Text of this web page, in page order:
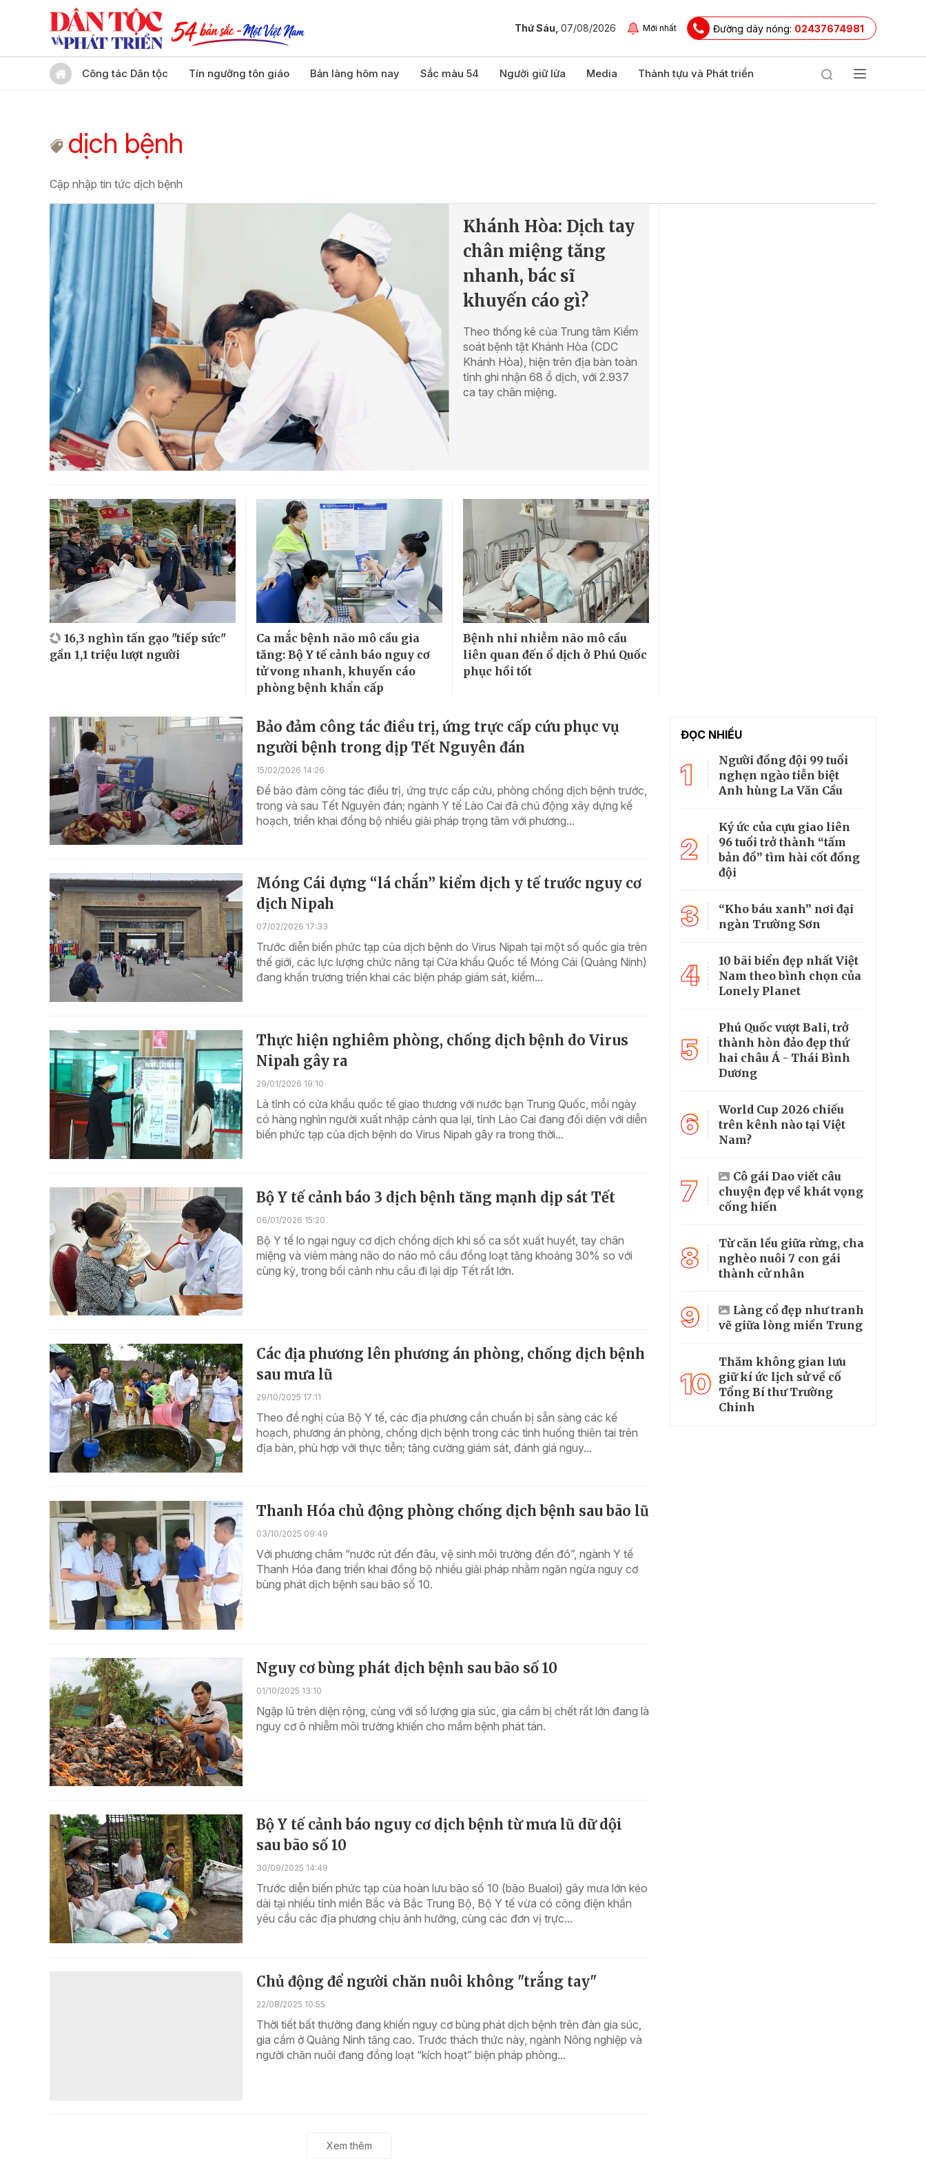
Thứ Sáu, 07/08/2026 Mới nhất Đường dây nóng: 02437674981
Công tác Dân tộc Tín ngưỡng tôn giáo Bản làng hôm nay Sắc màu 54 Người giữ lửa Media Thành tựu và Phát triển
dịch bệnh
Cập nhập tin tức dịch bệnh
Khánh Hòa: Dịch tay
chân miệng tăng
nhanh, bác sĩ
khuyến cáo gì?
Theo thống kê của Trung tâm Kiểm
soát bệnh tật Khánh Hòa (CDC
Khánh Hòa), hiện trên địa bàn toàn
tỉnh ghi nhận 68 ổ dịch, với 2.937
ca tay chân miệng.
16,3 nghìn tấn gạo "tiếp sức"
gần 1,1 triệu lượt người
Ca mắc bệnh não mô cầu gia
tăng: Bộ Y tế cảnh báo nguy cơ
tử vong nhanh, khuyến cáo
phòng bệnh khẩn cấp
Bệnh nhi nhiễm não mô cầu
liên quan đến ổ dịch ở Phú Quốc
phục hồi tốt
Bảo đảm công tác điều trị, ứng trực cấp cứu phục vụ
người bệnh trong dịp Tết Nguyên đán
15/02/2026 14:26
Để bảo đảm công tác điều trị, ứng trực cấp cứu, phòng chống dịch bệnh trước,
trong và sau Tết Nguyên đán; ngành Y tế Lào Cai đã chủ động xây dựng kế
hoạch, triển khai đồng bộ nhiều giải pháp trọng tâm với phương...
Móng Cái dựng “lá chắn” kiểm dịch y tế trước nguy cơ
dịch Nipah
07/02/2026 17:33
Trước diễn biến phức tạp của dịch bệnh do Virus Nipah tại một số quốc gia trên
thế giới, các lực lượng chức năng tại Cửa khẩu Quốc tế Móng Cái (Quảng Ninh)
đang khẩn trương triển khai các biện pháp giám sát, kiểm...
Thực hiện nghiêm phòng, chống dịch bệnh do Virus
Nipah gây ra
29/01/2026 19:10
Là tỉnh có cửa khẩu quốc tế giao thương với nước bạn Trung Quốc, mỗi ngày
có hàng nghìn người xuất nhập cảnh qua lại, tỉnh Lào Cai đang đối diện với diễn
biến phức tạp của dịch bệnh do Virus Nipah gây ra trong thời...
Bộ Y tế cảnh báo 3 dịch bệnh tăng mạnh dịp sát Tết
06/01/2026 15:20
Bộ Y tế lo ngại nguy cơ dịch chồng dịch khi số ca sốt xuất huyết, tay chân
miệng và viêm màng não do não mô cầu đồng loạt tăng khoảng 30% so với
cùng kỳ, trong bối cảnh nhu cầu đi lại dịp Tết rất lớn.
Các địa phương lên phương án phòng, chống dịch bệnh
sau mưa lũ
29/10/2025 17:11
Theo đề nghị của Bộ Y tế, các địa phương cần chuẩn bị sẵn sàng các kế
hoạch, phương án phòng, chống dịch bệnh trong các tình huống thiên tai trên
địa bàn, phù hợp với thực tiễn; tăng cường giám sát, đánh giá nguy...
Thanh Hóa chủ động phòng chống dịch bệnh sau bão lũ
03/10/2025 09:49
Với phương châm “nước rút đến đâu, vệ sinh môi trường đến đó”, ngành Y tế
Thanh Hóa đang triển khai đồng bộ nhiều giải pháp nhằm ngăn ngừa nguy cơ
bùng phát dịch bệnh sau bão số 10.
Nguy cơ bùng phát dịch bệnh sau bão số 10
01/10/2025 13:10
Ngập lũ trên diện rộng, cùng với số lượng gia súc, gia cầm bị chết rất lớn đang là
nguy cơ ô nhiễm môi trường khiến cho mầm bệnh phát tán.
Bộ Y tế cảnh báo nguy cơ dịch bệnh từ mưa lũ dữ dội
sau bão số 10
30/09/2025 14:49
Trước diễn biến phức tạp của hoàn lưu bão số 10 (bão Bualoi) gây mưa lớn kéo
dài tại nhiều tỉnh miền Bắc và Bắc Trung Bộ, Bộ Y tế vừa có công điện khẩn
yêu cầu các địa phương chịu ảnh hưởng, cùng các đơn vị trực...
Chủ động để người chăn nuôi không "trắng tay"
22/08/2025 10:55
Thời tiết bất thường đang khiến nguy cơ bùng phát dịch bệnh trên đàn gia súc,
gia cầm ở Quảng Ninh tăng cao. Trước thách thức này, ngành Nông nghiệp và
người chăn nuôi đang đồng loạt “kích hoạt” biện pháp phòng...
Xem thêm
ĐỌC NHIỀU
1
Người đồng đội 99 tuổi
nghẹn ngào tiễn biệt
Anh hùng La Văn Cầu
2
Ký ức của cựu giao liên
96 tuổi trở thành “tấm
bản đồ” tìm hài cốt đồng
đội
3
“Kho báu xanh” nơi đại
ngàn Trường Sơn
4
10 bãi biển đẹp nhất Việt
Nam theo bình chọn của
Lonely Planet
5
Phú Quốc vượt Bali, trở
thành hòn đảo đẹp thứ
hai châu Á - Thái Bình
Dương
6
World Cup 2026 chiếu
trên kênh nào tại Việt
Nam?
7
Cô gái Dao viết câu
chuyện đẹp về khát vọng
cống hiến
8
Từ căn lều giữa rừng, cha
nghèo nuôi 7 con gái
thành cử nhân
9
Làng cổ đẹp như tranh
vẽ giữa lòng miền Trung
10
Thăm không gian lưu
giữ kí ức lịch sử về cố
Tổng Bí thư Trường
Chinh